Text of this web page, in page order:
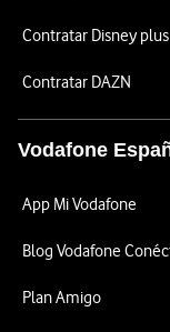
Contratar Disney plus
Contratar DAZN
Vodafone
App Mi Vodafone
Blog Vodafone
Plan Amigo